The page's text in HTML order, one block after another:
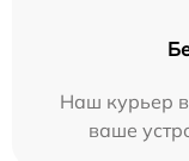
Наш курьер
ваше